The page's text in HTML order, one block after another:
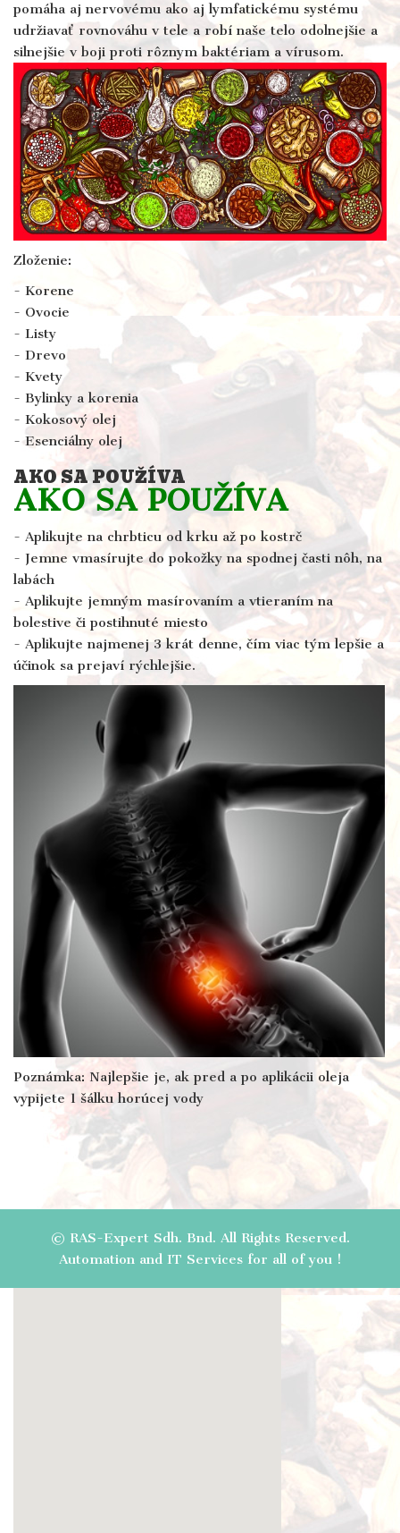
pomáha aj nervovému ako aj lymfatickému systému
udržiavať rovnováhu v tele a robí naše telo odolnejšie a
silnejšie v boji proti rôznym baktériam a vírusom.
Zloženie:
- Korene
- Ovocie
- Listy
- Drevo
- Kvety
- Bylinky a korenia
- Kokosový olej
- Esenciálny olej
AKO SA POUŽÍVA
AKO SA POUŽÍVA
- Aplikujte na chrbticu od krku až po kostrč
- Jemne vmasírujte do pokožky na spodnej časti nôh, na
labách
- Aplikujte jemným masírovaním a vtieraním na
bolestive či postihnuté miesto
- Aplikujte najmenej 3 krát denne, čím viac tým lepšie a
účinok sa prejaví rýchlejšie.
Poznámka: Najlepšie je, ak pred a po aplikácii oleja
vypijete 1 šálku horúcej vody
© RAS-Expert Sdh. Bnd. All Rights Reserved.
Automation and IT Services for all of you !